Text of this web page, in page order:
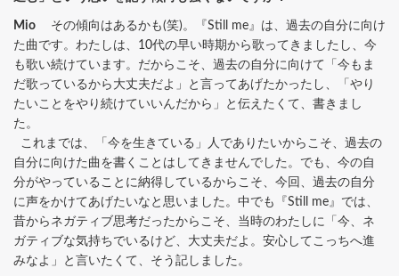
Mio
その傾向はあるかも(笑)。『Still me』は、過去の自分に向け
た曲です。わたしは、10代の早い時期から歌ってきましたし、今
も歌い続けています。だからこそ、過去の自分に向けて「今もま
だ歌っているから大丈夫だよ」と言ってあげたかったし、「やり
たいことをやり続けていいんだから」と伝えたくて、書きまし
た。
これまでは、「今を生きている」人でありたいからこそ、過去の
自分に向けた曲を書くことはしてきませんでした。でも、今の自
分がやっていることに納得しているからこそ、今回、過去の自分
に声をかけてあげたいなと思いました。中でも『Still me』では、
昔からネガティブ思考だったからこそ、当時のわたしに「今、ネ
ガティブな気持ちでいるけど、大丈夫だよ。安心してこっちへ進
みなよ」と言いたくて、そう記しました。